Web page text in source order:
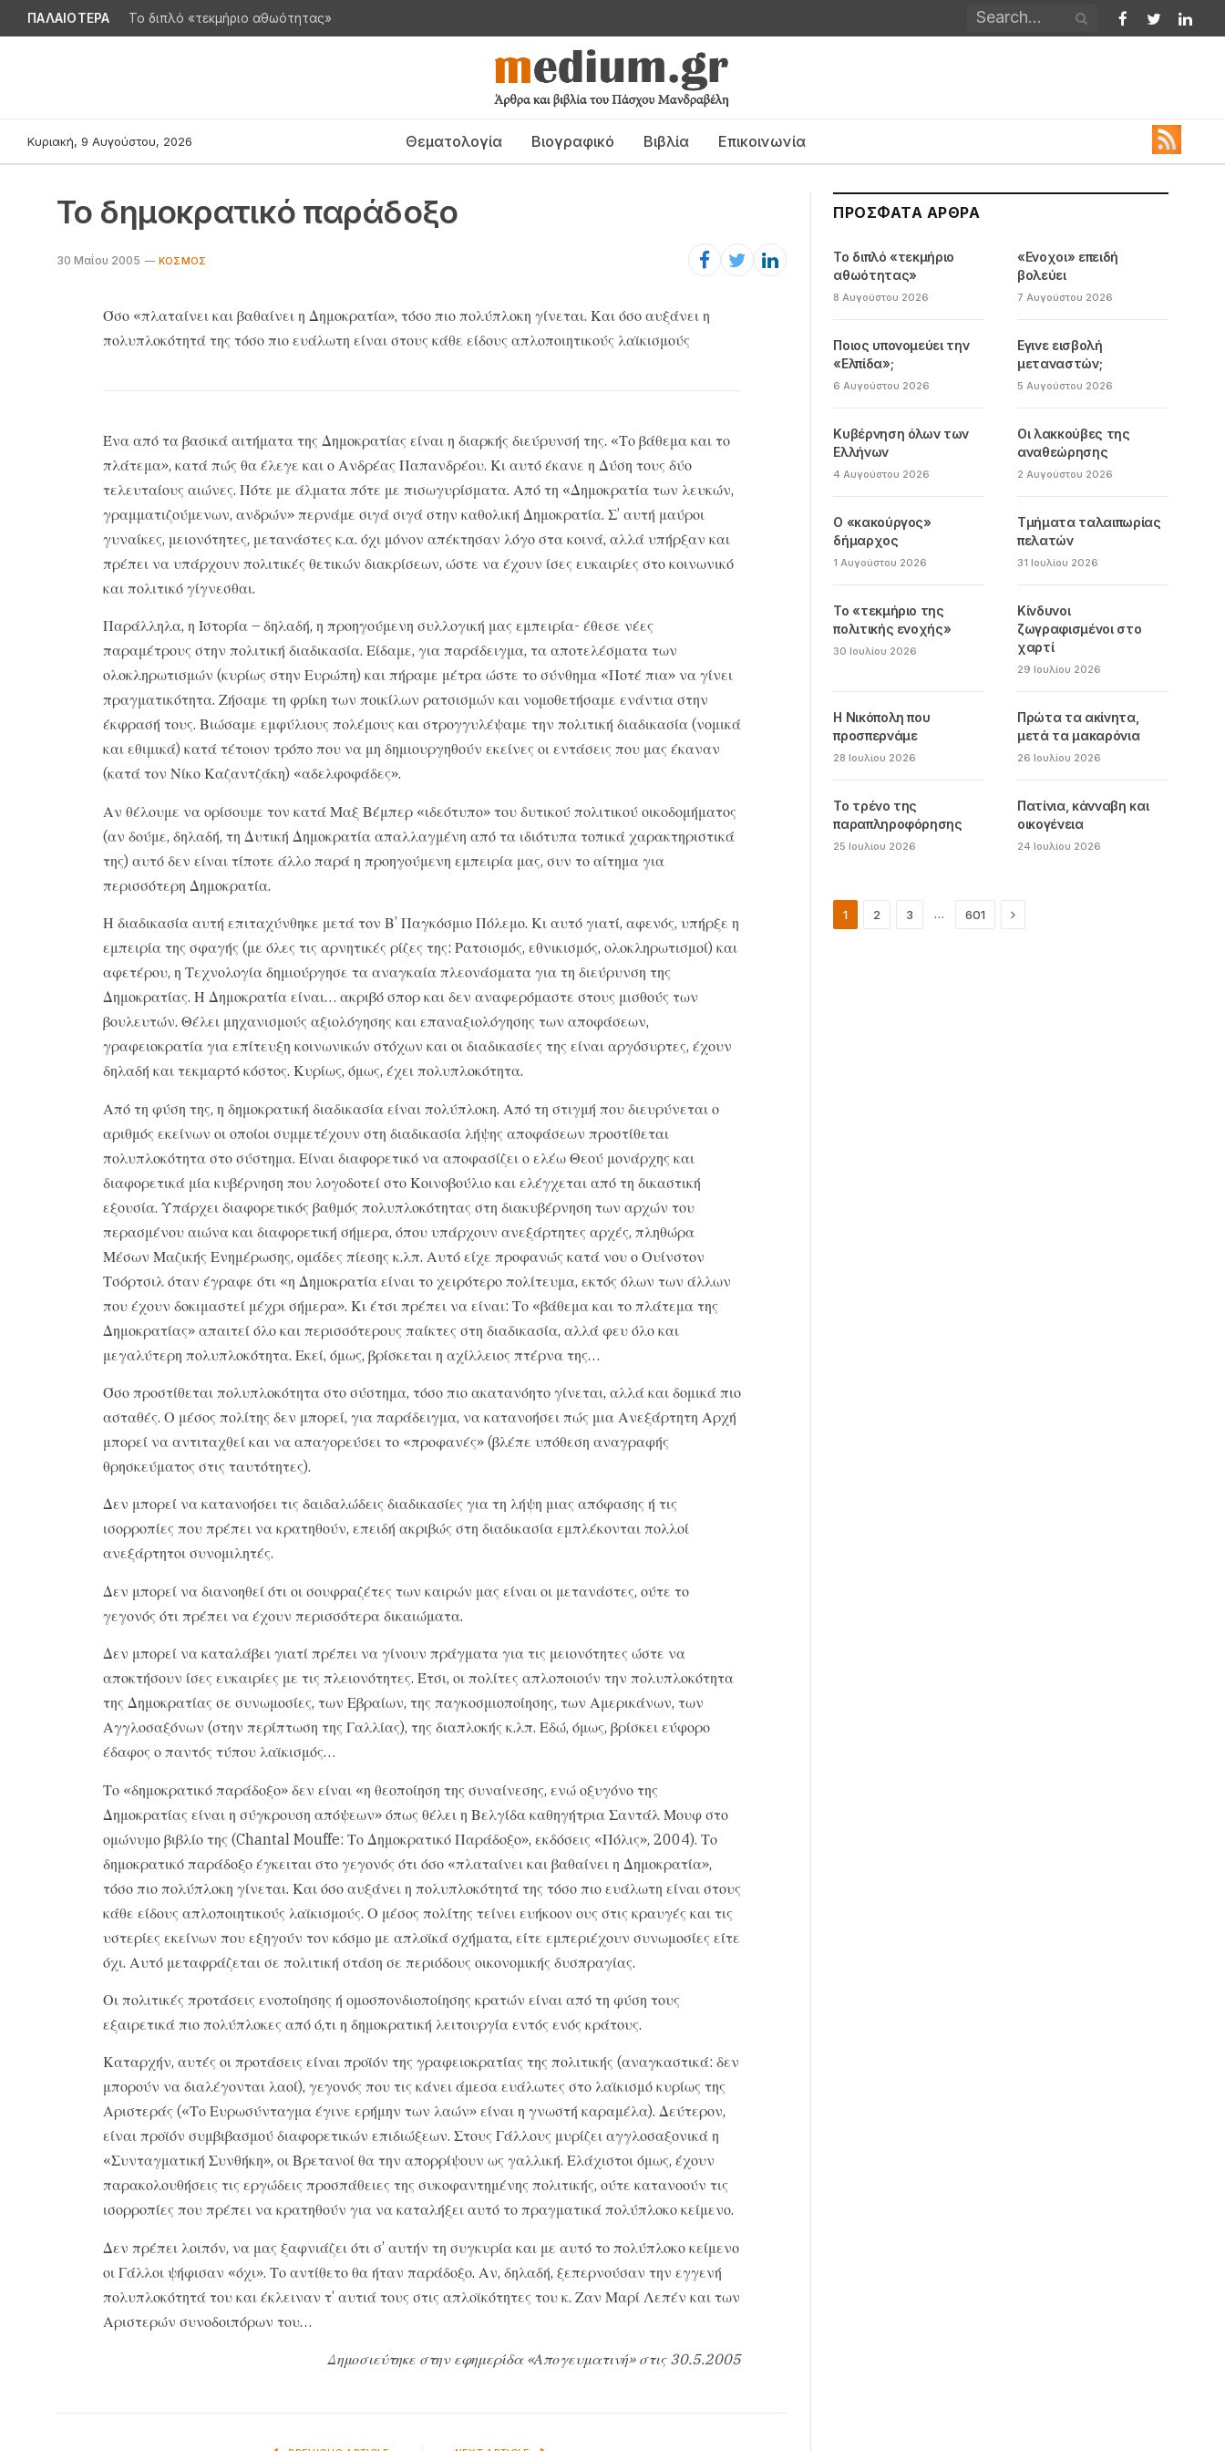
ΠΑΛΑΙΟΤΕΡΑ Το διπλό «τεκμήριο αθωότητας»
Facebook
Twitter
Κυριακή, 9 Αυγούστου, 2026 Θεματολογία Βιογραφικό Βιβλία Επικοινωνία
Το δημοκρατικό παράδοξο
30 Μαΐου 2005 ΚΌΣΜΟΣ
Όσο «πλαταίνει και βαθαίνει η Δημοκρατία», τόσο πιο πολύπλοκη γίνεται. Και όσο αυξάνει η
πολυπλοκότητά της τόσο πιο ευάλωτη είναι στους κάθε είδους απλοποιητικούς λαϊκισμούς
Ένα από τα βασικά αιτήματα της Δημοκρατίας είναι η διαρκής διεύρυνσή της. «Το βάθεμα και το
πλάτεμα», κατά πώς θα έλεγε και ο Ανδρέας Παπανδρέου. Κι αυτό έκανε η Δύση τους δύο
τελευταίους αιώνες. Πότε με άλματα πότε με πισωγυρίσματα. Από τη «Δημοκρατία των λευκών,
γραμματιζούμενων, ανδρών» περνάμε σιγά σιγά στην καθολική Δημοκρατία. Σ’ αυτή μαύροι
γυναίκες, μειονότητες, μετανάστες κ.α. όχι μόνον απέκτησαν λόγο στα κοινά, αλλά υπήρξαν και
πρέπει να υπάρχουν πολιτικές θετικών διακρίσεων, ώστε να έχουν ίσες ευκαιρίες στο κοινωνικό
και πολιτικό γίγνεσθαι.
Παράλληλα, η Ιστορία – δηλαδή, η προηγούμενη συλλογική μας εμπειρία- έθεσε νέες
παραμέτρους στην πολιτική διαδικασία. Είδαμε, για παράδειγμα, τα αποτελέσματα των
ολοκληρωτισμών (κυρίως στην Ευρώπη) και πήραμε μέτρα ώστε το σύνθημα «Ποτέ πια» να γίνει
πραγματικότητα. Ζήσαμε τη φρίκη των ποικίλων ρατσισμών και νομοθετήσαμε ενάντια στην
έκφρασή τους. Βιώσαμε εμφύλιους πολέμους και στρογγυλέψαμε την πολιτική διαδικασία (νομικά
και εθιμικά) κατά τέτοιον τρόπο που να μη δημιουργηθούν εκείνες οι εντάσεις που μας έκαναν
(κατά τον Νίκο Καζαντζάκη) «αδελφοφάδες».
Αν θέλουμε να ορίσουμε τον κατά Μαξ Βέμπερ «ιδεότυπο» του δυτικού πολιτικού οικοδομήματος
(αν δούμε, δηλαδή, τη Δυτική Δημοκρατία απαλλαγμένη από τα ιδιότυπα τοπικά χαρακτηριστικά
της) αυτό δεν είναι τίποτε άλλο παρά η προηγούμενη εμπειρία μας, συν το αίτημα για
περισσότερη Δημοκρατία.
Η διαδικασία αυτή επιταχύνθηκε μετά τον Β’ Παγκόσμιο Πόλεμο. Κι αυτό γιατί, αφενός, υπήρξε η
εμπειρία της σφαγής (με όλες τις αρνητικές ρίζες της: Ρατσισμός, εθνικισμός, ολοκληρωτισμοί) και
αφετέρου, η Τεχνολογία δημιούργησε τα αναγκαία πλεονάσματα για τη διεύρυνση της
Δημοκρατίας. Η Δημοκρατία είναι… ακριβό σπορ και δεν αναφερόμαστε στους μισθούς των
βουλευτών. Θέλει μηχανισμούς αξιολόγησης και επαναξιολόγησης των αποφάσεων,
γραφειοκρατία για επίτευξη κοινωνικών στόχων και οι διαδικασίες της είναι αργόσυρτες, έχουν
δηλαδή και τεκμαρτό κόστος. Κυρίως, όμως, έχει πολυπλοκότητα.
Από τη φύση της, η δημοκρατική διαδικασία είναι πολύπλοκη. Από τη στιγμή που διευρύνεται ο
αριθμός εκείνων οι οποίοι συμμετέχουν στη διαδικασία λήψης αποφάσεων προστίθεται
πολυπλοκότητα στο σύστημα. Είναι διαφορετικό να αποφασίζει ο ελέω Θεού μονάρχης και
διαφορετικά μία κυβέρνηση που λογοδοτεί στο Κοινοβούλιο και ελέγχεται από τη δικαστική
εξουσία. Υπάρχει διαφορετικός βαθμός πολυπλοκότητας στη διακυβέρνηση των αρχών του
περασμένου αιώνα και διαφορετική σήμερα, όπου υπάρχουν ανεξάρτητες αρχές, πληθώρα
Μέσων Μαζικής Ενημέρωσης, ομάδες πίεσης κ.λπ. Αυτό είχε προφανώς κατά νου ο Ουίνστον
Τσόρτσιλ όταν έγραφε ότι «η Δημοκρατία είναι το χειρότερο πολίτευμα, εκτός όλων των άλλων
που έχουν δοκιμαστεί μέχρι σήμερα». Κι έτσι πρέπει να είναι: Το «βάθεμα και το πλάτεμα της
Δημοκρατίας» απαιτεί όλο και περισσότερους παίκτες στη διαδικασία, αλλά φευ όλο και
μεγαλύτερη πολυπλοκότητα. Εκεί, όμως, βρίσκεται η αχίλλειος πτέρνα της…
Όσο προστίθεται πολυπλοκότητα στο σύστημα, τόσο πιο ακατανόητο γίνεται, αλλά και δομικά πιο
ασταθές. Ο μέσος πολίτης δεν μπορεί, για παράδειγμα, να κατανοήσει πώς μια Ανεξάρτητη Αρχή
μπορεί να αντιταχθεί και να απαγορεύσει το «προφανές» (βλέπε υπόθεση αναγραφής
θρησκεύματος στις ταυτότητες).
Δεν μπορεί να κατανοήσει τις δαιδαλώδεις διαδικασίες για τη λήψη μιας απόφασης ή τις
ισορροπίες που πρέπει να κρατηθούν, επειδή ακριβώς στη διαδικασία εμπλέκονται πολλοί
ανεξάρτητοι συνομιλητές.
Δεν μπορεί να διανοηθεί ότι οι σουφραζέτες των καιρών μας είναι οι μετανάστες, ούτε το
γεγονός ότι πρέπει να έχουν περισσότερα δικαιώματα.
Δεν μπορεί να καταλάβει γιατί πρέπει να γίνουν πράγματα για τις μειονότητες ώστε να
αποκτήσουν ίσες ευκαιρίες με τις πλειονότητες. Έτσι, οι πολίτες απλοποιούν την πολυπλοκότητα
της Δημοκρατίας σε συνωμοσίες, των Εβραίων, της παγκοσμιοποίησης, των Αμερικάνων, των
Αγγλοσαξόνων (στην περίπτωση της Γαλλίας), της διαπλοκής κ.λπ. Εδώ, όμως, βρίσκει εύφορο
έδαφος ο παντός τύπου λαϊκισμός…
Το «δημοκρατικό παράδοξο» δεν είναι «η θεοποίηση της συναίνεσης, ενώ οξυγόνο της
Δημοκρατίας είναι η σύγκρουση απόψεων» όπως θέλει η Βελγίδα καθηγήτρια Σαντάλ Μουφ στο
ομώνυμο βιβλίο της (Chantal Mouffe: Το Δημοκρατικό Παράδοξο», εκδόσεις «Πόλις», 2004). Το
δημοκρατικό παράδοξο έγκειται στο γεγονός ότι όσο «πλαταίνει και βαθαίνει η Δημοκρατία»,
τόσο πιο πολύπλοκη γίνεται. Και όσο αυξάνει η πολυπλοκότητά της τόσο πιο ευάλωτη είναι στους
κάθε είδους απλοποιητικούς λαϊκισμούς. Ο μέσος πολίτης τείνει ευήκοον ους στις κραυγές και τις
υστερίες εκείνων που εξηγούν τον κόσμο με απλοϊκά σχήματα, είτε εμπεριέχουν συνωμοσίες είτε
όχι. Αυτό μεταφράζεται σε πολιτική στάση σε περιόδους οικονομικής δυσπραγίας.
Οι πολιτικές προτάσεις ενοποίησης ή ομοσπονδιοποίησης κρατών είναι από τη φύση τους
εξαιρετικά πιο πολύπλοκες από ό,τι η δημοκρατική λειτουργία εντός ενός κράτους.
Καταρχήν, αυτές οι προτάσεις είναι προϊόν της γραφειοκρατίας της πολιτικής (αναγκαστικά: δεν
μπορούν να διαλέγονται λαοί), γεγονός που τις κάνει άμεσα ευάλωτες στο λαϊκισμό κυρίως της
Αριστεράς («Το Ευρωσύνταγμα έγινε ερήμην των λαών» είναι η γνωστή καραμέλα). Δεύτερον,
είναι προϊόν συμβιβασμού διαφορετικών επιδιώξεων. Στους Γάλλους μυρίζει αγγλοσαξονικά η
«Συνταγματική Συνθήκη», οι Βρετανοί θα την απορρίψουν ως γαλλική. Ελάχιστοι όμως, έχουν
παρακολουθήσεις τις εργώδεις προσπάθειες της συκοφαντημένης πολιτικής, ούτε κατανοούν τις
ισορροπίες που πρέπει να κρατηθούν για να καταλήξει αυτό το πραγματικά πολύπλοκο κείμενο.
Δεν πρέπει λοιπόν, να μας ξαφνιάζει ότι σ’ αυτήν τη συγκυρία και με αυτό το πολύπλοκο κείμενο
οι Γάλλοι ψήφισαν «όχι». Το αντίθετο θα ήταν παράδοξο. Αν, δηλαδή, ξεπερνούσαν την εγγενή
πολυπλοκότητά του και έκλειναν τ’ αυτιά τους στις απλοϊκότητες του κ. Ζαν Μαρί Λεπέν και των
Αριστερών συνοδοιπόρων του…
Δημοσιεύτηκε στην εφημερίδα «Απογευματινή» στις 30.5.2005
ΠΡΌΣΦΑΤΑ ΆΡΘΡΑ
Το διπλό «τεκμήριο
αθωότητας»
8 Αυγούστου 2026
«Ενοχοι» επειδή
βολεύει
7 Αυγούστου 2026
Ποιος υπονομεύει την
«Ελπίδα»;
6 Αυγούστου 2026
Εγινε εισβολή
μεταναστών;
5 Αυγούστου 2026
Κυβέρνηση όλων των
Ελλήνων
4 Αυγούστου 2026
Οι λακκούβες της
αναθεώρησης
2 Αυγούστου 2026
Ο «κακούργος»
δήμαρχος
1 Αυγούστου 2026
Τμήματα ταλαιπωρίας
πελατών
31 Ιουλίου 2026
Το «τεκμήριο της
πολιτικής ενοχής»
30 Ιουλίου 2026
Κίνδυνοι
ζωγραφισμένοι στο
χαρτί
29 Ιουλίου 2026
Η Νικόπολη που
προσπερνάμε
28 Ιουλίου 2026
Πρώτα τα ακίνητα,
μετά τα μακαρόνια
26 Ιουλίου 2026
Το τρένο της
παραπληροφόρησης
25 Ιουλίου 2026
Πατίνια, κάνναβη και
οικογένεια
24 Ιουλίου 2026
1 2 3 … 601 Next